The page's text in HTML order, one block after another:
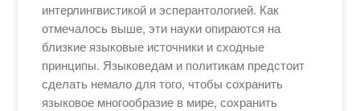
интерлингвистикой и эсперантологией. Как
отмечалось выше, эти науки опираются на
близкие языковые источники и сходные
принципы. Языковедам и политикам предстоит
сделать немало для того, чтобы сохранить
языковое многообразие в мире, сохранить